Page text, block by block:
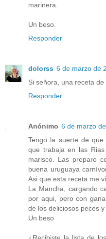
marinera.
Un beso.
Responder
dolorss 6 de marzo de
Si señora, una receta
Responder
Anónimo 6 de marzo
Tengo la suerte de
que trabaja en las
marisco. Las preparo
buena uruguaya
Asi que esta receta me
La Mancha, cargando
por aqui, pero con
de los deliciosos peces
Un beso
¿Recibiste la lista de